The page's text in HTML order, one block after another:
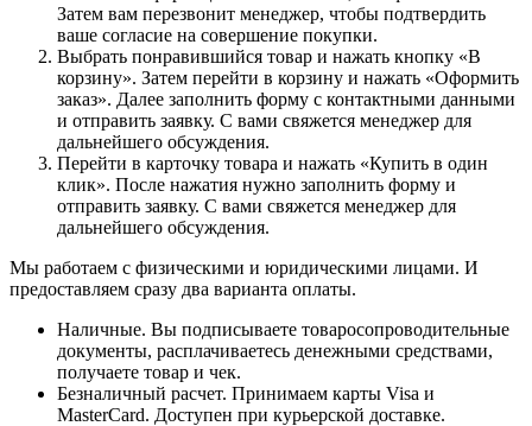
Затем вам перезвонит менеджер, чтобы подтвердить
ваше согласие на совершение покупки.
Выбрать понравившийся товар и нажать кнопку «В
корзину». Затем перейти в корзину и нажать «Оформить
заказ». Далее заполнить форму с контактными данными
и отправить заявку. С вами свяжется менеджер для
дальнейшего обсуждения.
Перейти в карточку товара и нажать «Купить в один
клик». После нажатия нужно заполнить форму и
отправить заявку. С вами свяжется менеджер для
дальнейшего обсуждения.
Мы работаем с физическими и юридическими лицами. И
предоставляем сразу два варианта оплаты.
Наличные. Вы подписываете товаросопроводительные
документы, расплачиваетесь денежными средствами,
получаете товар и чек.
Безналичный расчет. Принимаем карты Visa и
MasterCard. Доступен при курьерской доставке.